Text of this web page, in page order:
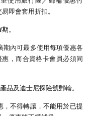
即會套用折扣。
。
內可最多使用每項優惠各
，而合資格卡會員必須同
品及迪士尼探險號郵輪。
不得轉讓，不能用於已提